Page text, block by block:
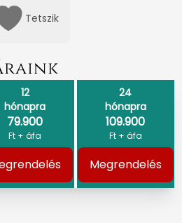
Tetszik
12
hónapra
79.900
Ft + áfa
24
hónapra
109.900
Ft + áfa
Megrendelés